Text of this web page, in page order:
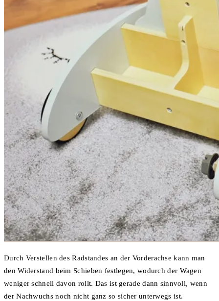
Durch Verstellen des Radstandes an der Vorderachse kann man
den Widerstand beim Schieben festlegen, wodurch der Wagen
weniger schnell davon rollt. Das ist gerade dann sinnvoll, wenn
der Nachwuchs noch nicht ganz so sicher unterwegs ist.